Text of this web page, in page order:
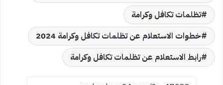
تظلمات تكافل وكرامة
خطوات الاستعلام عن تظلمات تكافل وكرامة 2024
رابط الاستعلام عن تظلمات تكافل وكرامة